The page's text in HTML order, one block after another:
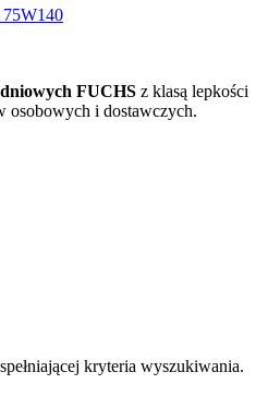
FUCHS z klasą lepkości
osobowych i dostawczych.
kryteria wyszukiwania.